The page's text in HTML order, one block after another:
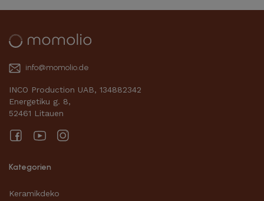
info@momolio.de
INCO Production UAB, 134882342
Energetiku g. 8,
52461 Litauen
FacebookYouTube
Kategorien
Keramikdeko